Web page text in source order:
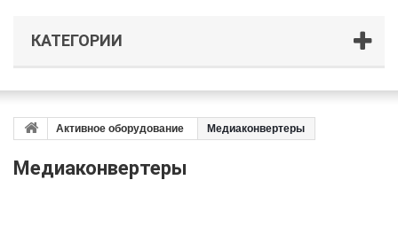
КАТЕГОРИИ
Активное оборудование Медиаконвертеры
Медиаконвертеры